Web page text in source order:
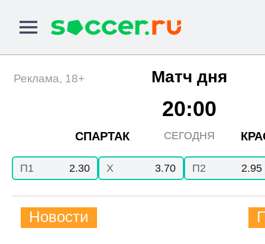
Матч дня
СПАРТАК
20:00
СЕГОДНЯ
Реклама, 18+
П1 2.30 X 3.70 П2 2.95
Новости